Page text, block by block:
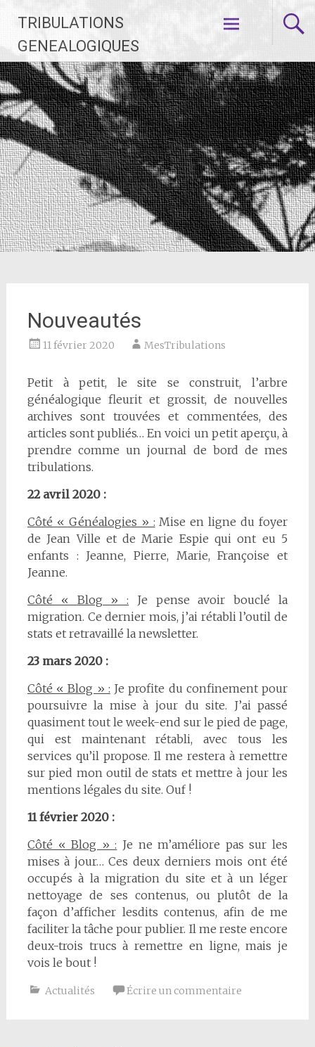
contenu
principal
TRIBULATIONS
GENEALOGIQUES
Nouveautés
11 février 2020 MesTribulations
Petit à petit, le site se construit, l’arbre
généalogique fleurit et grossit, de nouvelles
archives sont trouvées et commentées, des
articles sont publiés… En voici un petit aperçu, à
prendre comme un journal de bord de mes
tribulations.
22 avril 2020 :
Côté « Généalogies » : Mise en ligne du foyer
de Jean Ville et de Marie Espie qui ont eu 5
enfants : Jeanne, Pierre, Marie, Françoise et
Jeanne.
Côté « Blog » : Je pense avoir bouclé la
migration. Ce dernier mois, j’ai rétabli l’outil de
stats et retravaillé la newsletter.
23 mars 2020 :
Côté « Blog » : Je profite du confinement pour
poursuivre la mise à jour du site. J’ai passé
quasiment tout le week-end sur le pied de page,
qui est maintenant rétabli, avec tous les
services qu’il propose. Il me restera à remettre
sur pied mon outil de stats et mettre à jour les
mentions légales du site. Ouf !
11 février 2020 :
Côté « Blog » : Je ne m’améliore pas sur les
mises à jour… Ces deux derniers mois ont été
occupés à la migration du site et à un léger
nettoyage de ses contenus, ou plutôt de la
façon d’afficher lesdits contenus, afin de me
faciliter la tâche pour publier. Il me reste encore
deux-trois trucs à remettre en ligne, mais je
vois le bout !
Actualités Écrire un commentaire